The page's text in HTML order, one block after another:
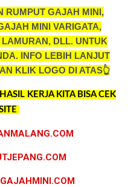
RUMPUT GAJAH MINI,
MINI VARIGATA,
DLL. UNTUK
INFO LEBIH LANJUT
KLIK LOGO DI ATAS👆
KERJA KITA BISA CEK